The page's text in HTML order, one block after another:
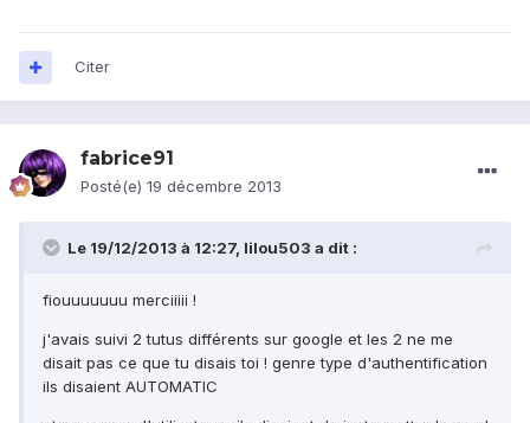
Citer
fabrice91
Posté(e) 19 décembre 2013
Le 19/12/2013 à 12:27, lilou503 a dit :
fiouuuuuuu merciiiii !
j'avais suivi 2 tutus différents sur google et les 2 ne me
disait pas ce que tu disais toi ! genre type d'authentification
ils disaient AUTOMATIC